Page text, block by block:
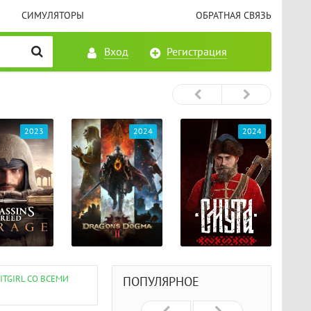
СИМУЛЯТОРЫ ОБРАТНАЯ СВЯЗЬ
Вход Регистрация
2023 2024 2024
СО ВСЕМИ
ПОПУЛЯРНОЕ